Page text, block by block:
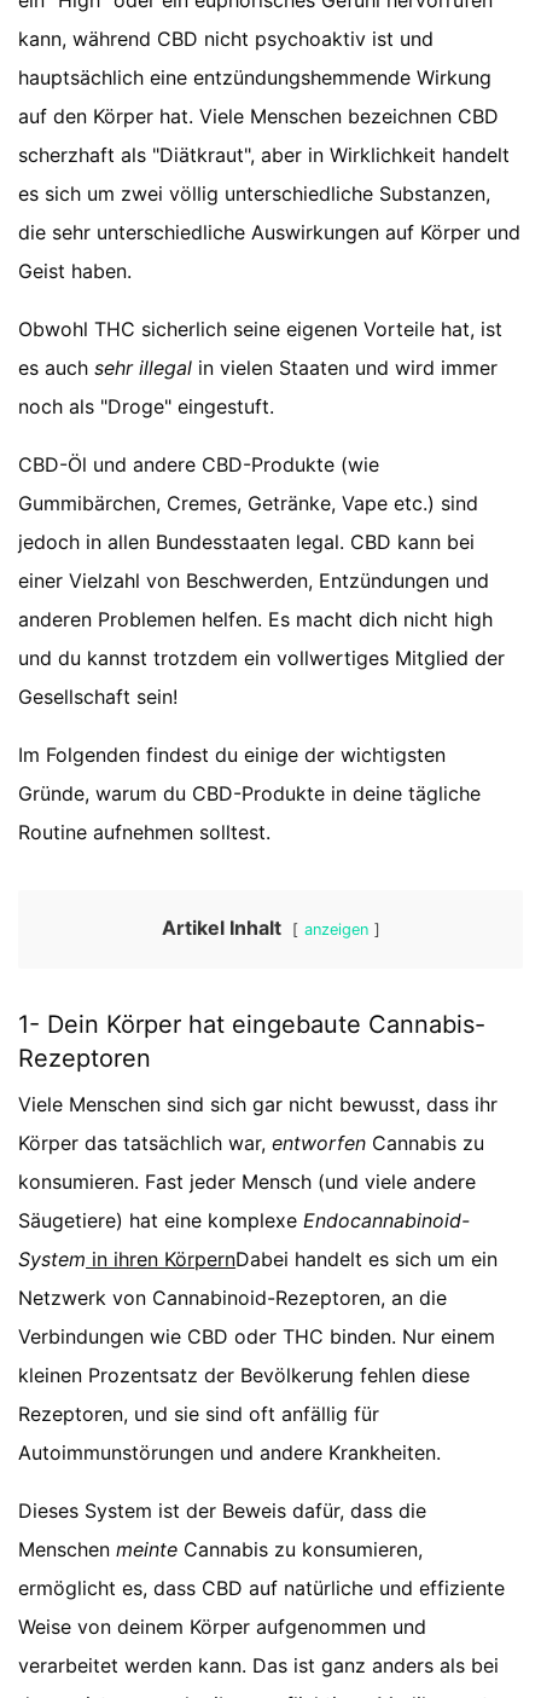
kann, während CBD nicht psychoaktiv ist und
hauptsächlich eine entzündungshemmende Wirkung
auf den Körper hat. Viele Menschen bezeichnen CBD
scherzhaft als "Diätkraut", aber in Wirklichkeit handelt
es sich um zwei völlig unterschiedliche Substanzen,
die sehr unterschiedliche Auswirkungen auf Körper und
Geist haben.
Obwohl THC sicherlich seine eigenen Vorteile hat, ist
es auchsehr illegal in vielen Staaten und wird immer
noch als "Droge" eingestuft.
CBD-Öl und andere CBD-Produkte (wie
Gummibärchen, Cremes, Getränke, Vape etc.) sind
jedoch in allen Bundesstaaten legal. CBD kann bei
einer Vielzahl von Beschwerden, Entzündungen und
anderen Problemen helfen. Es macht dich nicht high
und du kannst trotzdem ein vollwertiges Mitglied der
Gesellschaft sein!
Im Folgenden findest du einige der wichtigsten
Gründe, warum du CBD-Produkte in deine tägliche
Routine aufnehmen solltest.
Artikel Inhalt anzeigen
1- Dein Körper hat eingebaute Cannabis-
Rezeptoren
Viele Menschen sind sich gar nicht bewusst, dass ihr
Körper das tatsächlich war,entworfen Cannabis zu
konsumieren. Fast jeder Mensch (und viele andere
Säugetiere) hat eine komplexeEndocannabinoid-
System in ihren KörpernDabei handelt es sich um ein
Netzwerk von Cannabinoid-Rezeptoren, an die
Verbindungen wie CBD oder THC binden. Nur einem
kleinen Prozentsatz der Bevölkerung fehlen diese
Rezeptoren, und sie sind oft anfällig für
Autoimmunstörungen und andere Krankheiten.
Dieses System ist der Beweis dafür, dass die
Menschenmeinte Cannabis zu konsumieren,
ermöglicht es, dass CBD auf natürliche und effiziente
Weise von deinem Körper aufgenommen und
verarbeitet werden kann. Das ist ganz anders als bei